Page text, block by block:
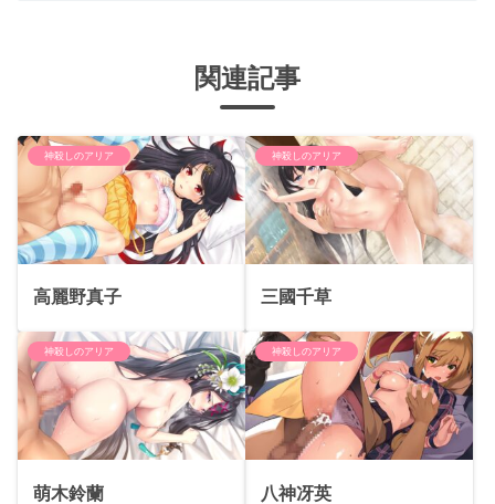
関連記事
神殺しのアリア
高麗野真子
神殺しのアリア
三國千草
神殺しのアリア
萌木鈴蘭
神殺しのアリア
八神冴英